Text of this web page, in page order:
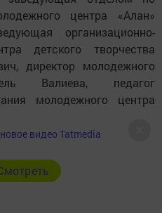
центра «Алан»
организационно-
детского творчества
директор молодежного
Валиева, педагог
молодежного центра
видео Tatmedia